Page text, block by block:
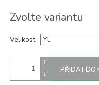
cena:
Zvolte variantu
Velikost
PŘIDAT DO